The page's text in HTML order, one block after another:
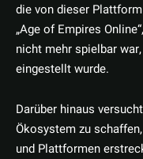
die von dieser
„Age of Empires
nicht mehr spielbar
eingestellt wurde.
Darüber hinaus
Ökosystem zu
und Plattformen